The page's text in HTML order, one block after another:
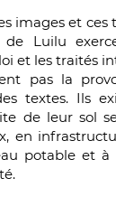
images et ces
de Luilu
et les traités
pas la
textes. Ils
de leur sol
en
potable et à